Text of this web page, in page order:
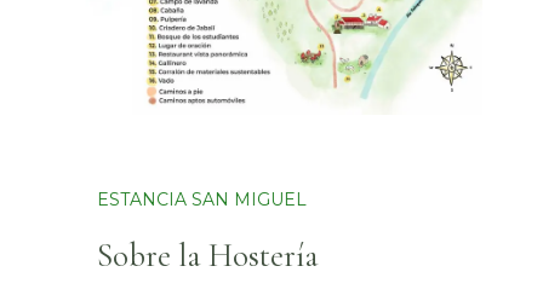
ESTANCIA SAN MIGUEL
Sobre la Hostería